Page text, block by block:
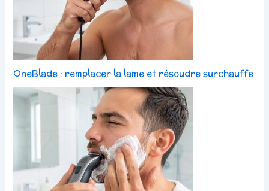
OneBlade : remplacer la lame et résoudre surchauffe